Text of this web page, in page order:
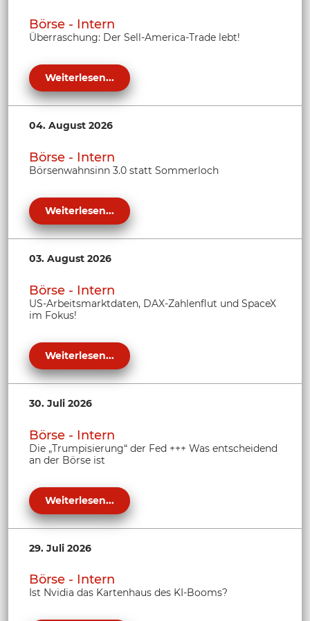
Börse - Intern
Überraschung: Der Sell-America-Trade lebt!
Weiterlesen...
04. August 2026
Börse - Intern
Börsenwahnsinn 3.0 statt Sommerloch
Weiterlesen...
03. August 2026
Börse - Intern
US-Arbeitsmarktdaten, DAX-Zahlenflut und SpaceX
im Fokus!
Weiterlesen...
30. Juli 2026
Börse - Intern
Die „Trumpisierung“ der Fed +++ Was entscheidend
an der Börse ist
Weiterlesen...
29. Juli 2026
Börse - Intern
Ist Nvidia das Kartenhaus des KI-Booms?